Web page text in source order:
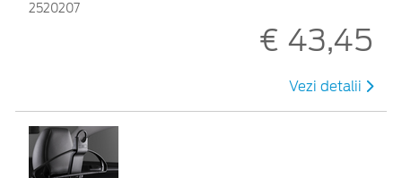
2520207
€ 43,45
Vezi detalii